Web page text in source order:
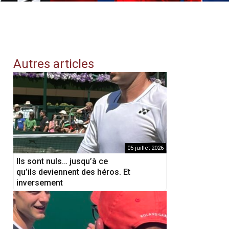
Autres articles
05 juillet 2026
Ils sont nuls… jusqu’à ce
qu’ils deviennent des héros. Et
inversement